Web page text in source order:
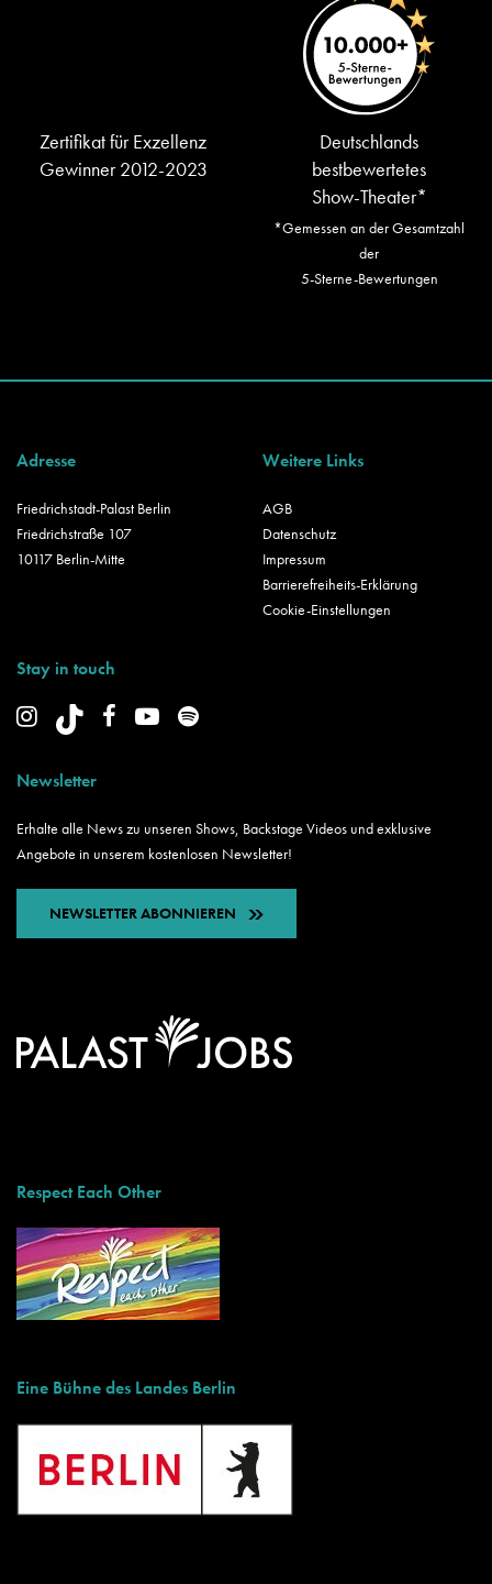
Zertifikat für Exzellenz
Gewinner 2012-2023
Deutschlands
bestbewertetes
Show-Theater*
*Gemessen an der Gesamtzahl
der
5-Sterne-Bewertungen
Adresse
Friedrichstadt-Palast Berlin
Friedrichstraße 107
10117 Berlin-Mitte
Weitere Links
AGB
Datenschutz
Impressum
Barrierefreiheits-Erklärung
Cookie-Einstellungen
Stay in touch
Newsletter
Erhalte alle News zu unseren Shows, Backstage Videos und exklusive
Angebote in unserem kostenlosen Newsletter!
NEWSLETTER ABONNIEREN
Respect Each Other
Eine Bühne des Landes Berlin